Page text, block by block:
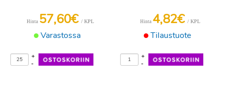
Varastossa
Hinta 57,60€ / KPL
-
+
Tilaustuote
Hinta 4,82€ / KPL
-
+